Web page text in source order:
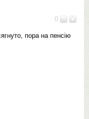
0
пора на пенсію